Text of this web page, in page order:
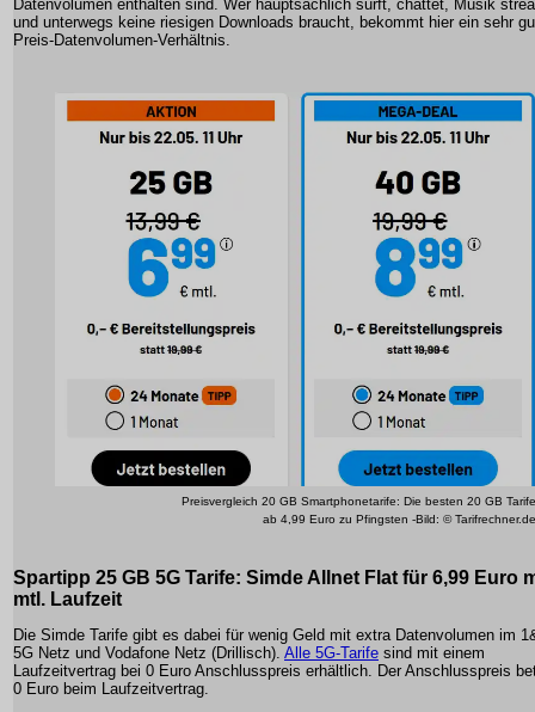
Datenvolumen enthalten sind. Wer hauptsächlich surft, chattet, Musik
und unterwegs keine riesigen Downloads braucht, bekommt hier ein sehr
Preis-Datenvolumen-Verhältnis.
Preisvergleich 20 GB Smartphonetarife: Die besten 20 GB Tarife
ab 4,99 Euro zu Pfingsten -Bild: © Tarifrechner.de
Spartipp 25 GB 5G Tarife: Simde Allnet Flat für 6,99 Euro
mtl. Laufzeit
Die Simde Tarife gibt es dabei für wenig Geld mit extra Datenvolumen im
5G Netz und Vodafone Netz (Drillisch). Alle 5G-Tarife sind mit einem
Laufzeitvertrag bei 0 Euro Anschlusspreis erhältlich. Der Anschlusspreis
0 Euro beim Laufzeitvertrag.